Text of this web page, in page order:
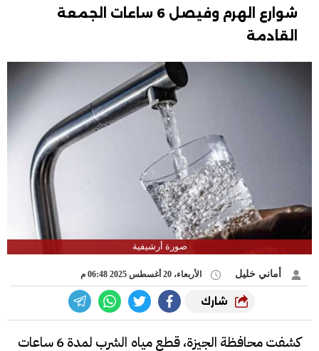
شوارع الهرم وفيصل 6 ساعات الجمعة
القادمة
صورة أرشيفية
أماني خليل الأربعاء، 20 أغسطس 2025 06:48 م
شارك
كشفت محافظة الجيزة، قطع مياه الشرب لمدة 6 ساعات